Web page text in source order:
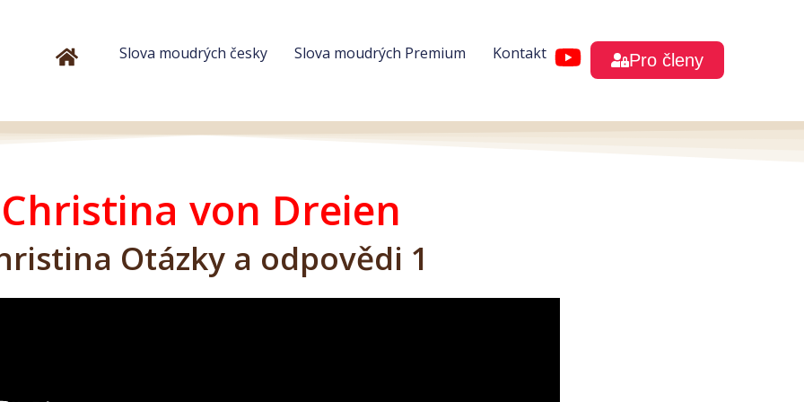
Slova moudrých česky Slova moudrých Premium Kontakt Pro členy
Christina von Dreien
Otázky a odpovědi 1